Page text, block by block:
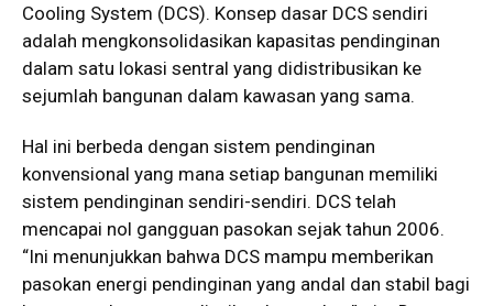
Cooling System (DCS). Konsep dasar DCS sendiri
adalah mengkonsolidasikan kapasitas pendinginan
dalam satu lokasi sentral yang didistribusikan ke
sejumlah bangunan dalam kawasan yang sama.
Hal ini berbeda dengan sistem pendinginan
konvensional yang mana setiap bangunan memiliki
sistem pendinginan sendiri-sendiri. DCS telah
mencapai nol gangguan pasokan sejak tahun 2006.
“Ini menunjukkan bahwa DCS mampu memberikan
pasokan energi pendinginan yang andal dan stabil bagi